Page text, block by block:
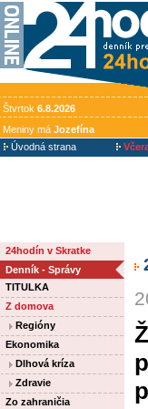
Štvrtok 6.8.2026
Meniny má Jozefína
Úvodná strana
24hodín v Skratke
Denník - Správy
TITULKA
Z domova
Regióny
Ekonomika
Dlhová kríza
Zdravie
Zo zahraničia